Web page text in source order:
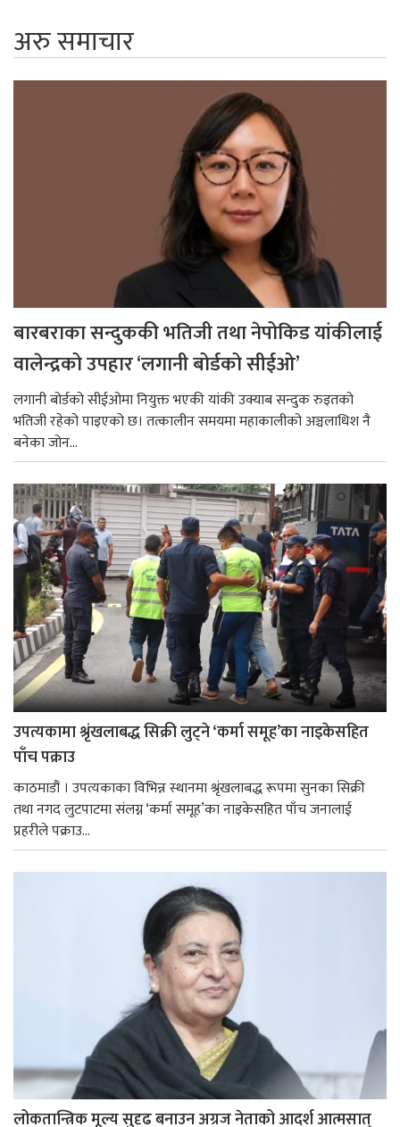
अरु समाचार
बारबराका सन्दुककी भतिजी तथा नेपोकिड यांकीलाई
वालेन्द्रको उपहार ‘लगानी बोर्डको सीईओ’
लगानी बोर्डको सीईओमा नियुक्त भएकी यांकी उक्याब सन्दुक रुइतको
भतिजी रहेको पाइएको छ। तत्कालीन समयमा महाकालीको अञ्चलाधिश नै
बनेका जोन...
उपत्यकामा श्रृंखलाबद्ध सिक्री लुट्ने ‘कर्मा समूह’का नाइकेसहित
पाँच पक्राउ
काठमाडौं । उपत्यकाका विभिन्न स्थानमा श्रृंखलाबद्ध रूपमा सुनका सिक्री
तथा नगद लुटपाटमा संलग्न ‘कर्मा समूह’का नाइकेसहित पाँच जनालाई
प्रहरीले पक्राउ...
लोकतान्त्रिक मूल्य सुदृढ बनाउन अग्रज नेताको आदर्श आत्मसात्